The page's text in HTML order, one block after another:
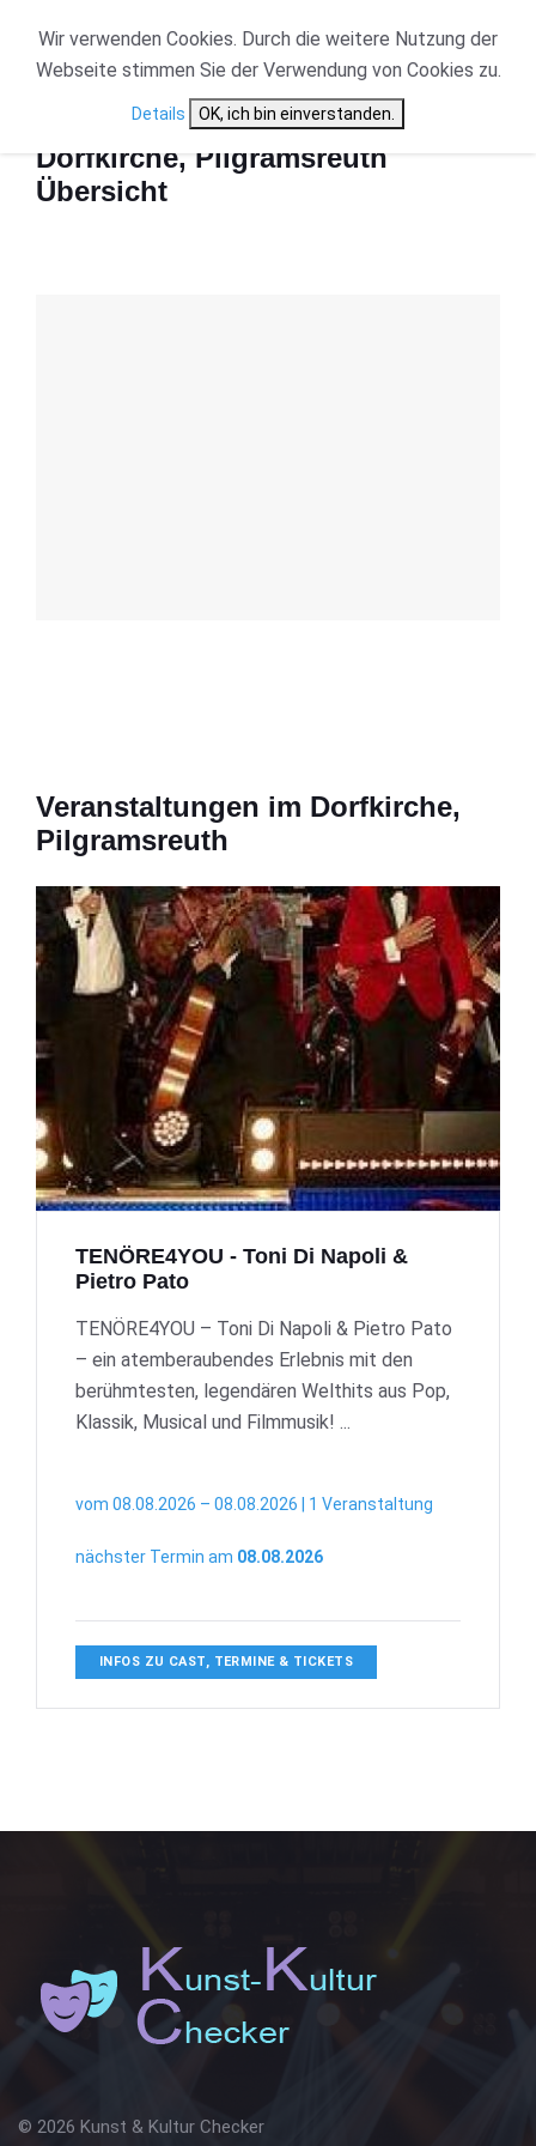
Dorfkirche, Pilgramsreuth Übersicht
Dorfkirche, Pilgramsreuth
Übersicht
Veranstaltungen im Dorfkirche,
Pilgramsreuth
TENÖRE4YOU - Toni Di Napoli &
Pietro Pato
TENÖRE4YOU – Toni Di Napoli & Pietro Pato
– ein atemberaubendes Erlebnis mit den
berühmtesten, legendären Welthits aus Pop,
Klassik, Musical und Filmmusik! ...
vom 08.08.2026 – 08.08.2026 | 1 Veranstaltung
nächster Termin am 08.08.2026
INFOS ZU CAST, TERMINE & TICKETS
© 2026 Kunst & Kultur Checker
Wir verwenden Cookies. Durch die weitere Nutzung der
Webseite stimmen Sie der Verwendung von Cookies zu.
Details OK, ich bin einverstanden.